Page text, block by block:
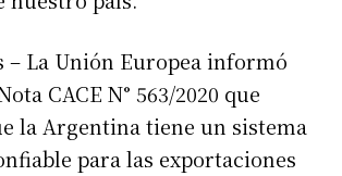
– La Unión Europea informó
CACE N° 563/2020 que
la Argentina tiene un sistema
para las exportaciones